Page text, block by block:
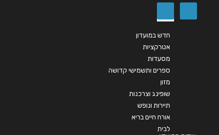
חדש במועדון
אטרקציות
מסעדות
ספרים ותשמישי קדושה
מזון
שופינג וצרכנות
תיירות ונופש
אורח חיים בריא
לבית